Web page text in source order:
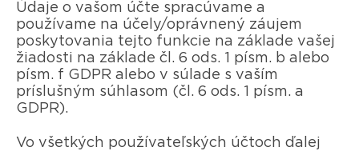
Údaje o vašom účte spracúvame a
používame na účely/oprávnený záujem
poskytovania tejto funkcie na základe vašej
žiadosti na základe čl. 6 ods. 1 písm. b alebo
písm. f GDPR alebo v súlade s vaším
príslušným súhlasom (čl. 6 ods. 1 písm. a
GDPR).
Vo všetkých používateľských účtoch ďalej